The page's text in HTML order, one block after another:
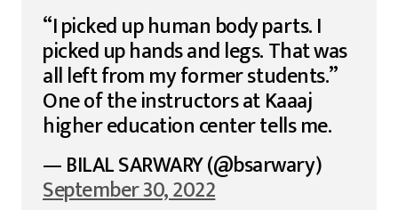
“I picked up human body parts. I
picked up hands and legs. That was
all left from my former students.”
One of the instructors at Kaaaj
higher education center tells me.
— BILAL SARWARY (@bsarwary)
September 30, 2022